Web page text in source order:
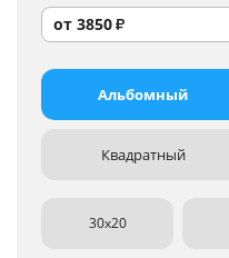
от 3850₽
Альбомный
Квадратный
30x20